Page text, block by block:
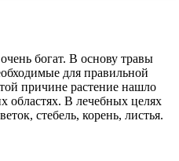
богат. В основу травы
для правильной
причине растение нашло
областях. В лечебных целях
стебель, корень, листья.